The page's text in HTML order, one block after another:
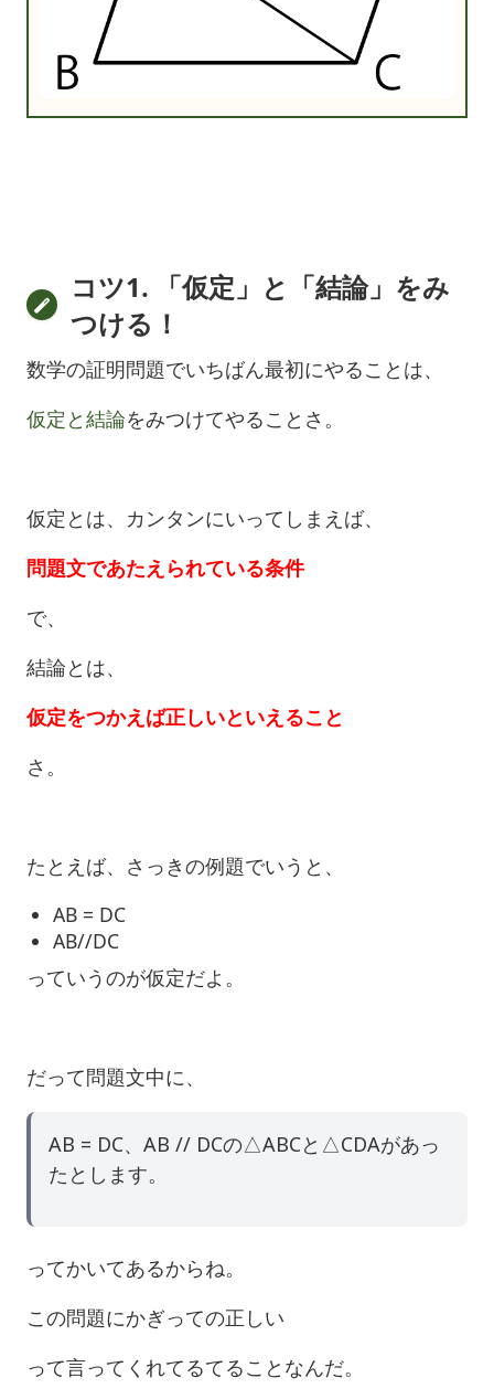
コツ1. 「仮定」と「結論」をみ
つける！
数学の証明問題でいちばん最初にやることは、
仮定と結論をみつけてやることさ。
仮定とは、カンタンにいってしまえば、
問題文であたえられている条件
で、
結論とは、
仮定をつかえば正しいといえること
さ。
たとえば、さっきの例題でいうと、
AB = DC
AB//DC
っていうのが仮定だよ。
だって問題文中に、
AB = DC、AB // DCの△ABCと△CDAがあっ
たとします。
ってかいてあるからね。
この問題にかぎっての正しい
って言ってくれてるてることなんだ。